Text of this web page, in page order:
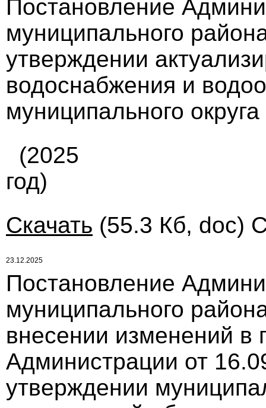
Постановление
муниципального
утверждении
водоснабжения и
муниципального
(2025
год)
Скачать (55.3 Кб, doc)
23.12.2025
Постановление
муниципального
внесении изменений в
Администрации от
утверждении